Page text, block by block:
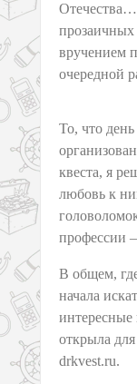
Отечества…
вручением
очередной
То, что
квеста, я
любовь к
профессии
В общем,
начала
интересные
открыла
drkvest.ru.